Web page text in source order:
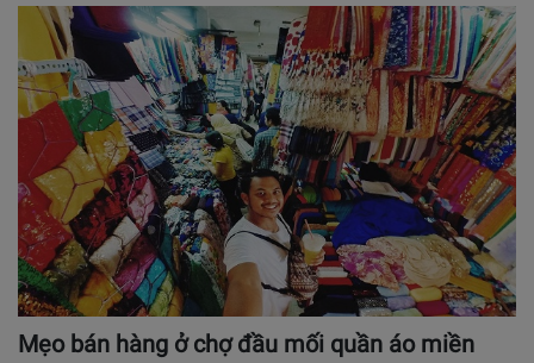
Mẹo bán hàng ở chợ đầu mối quần áo miền